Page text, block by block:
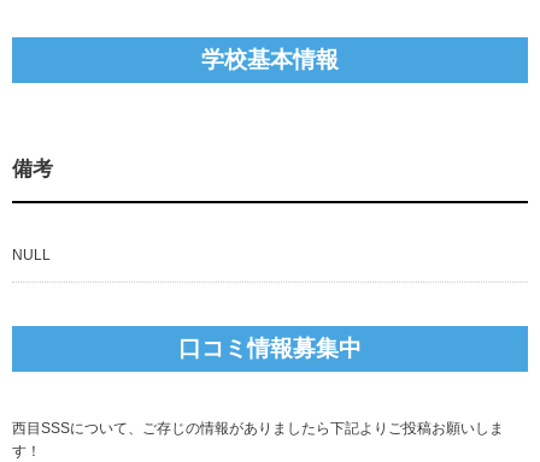
学校基本情報
備考
NULL
口コミ情報募集中
西目SSSについて、ご存じの情報がありましたら下記よりご投稿お願いしま
す！